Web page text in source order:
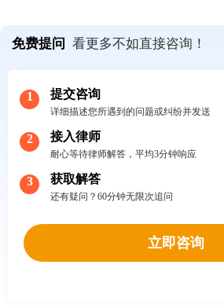
免费提问 看更多不如直接咨询！
1 提交咨询
详细描述您所遇到的问题或纠纷并发送
2 接入律师
耐心等待律师解答，平均3分钟响应
3 获取解答
还有疑问？60分钟无限次追问
立即咨询